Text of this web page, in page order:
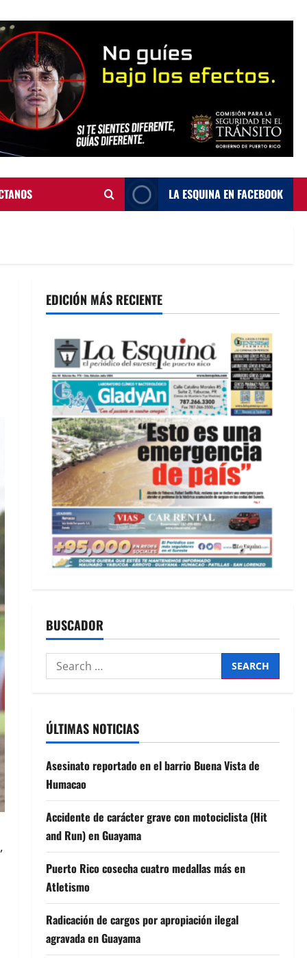
LA ESQUINA EN FACEBOOK
EDICIÓN MÁS RECIENTE
BUSCADOR
Search
for:
ÚLTIMAS NOTICIAS
Asesinato reportado en el barrio Buena Vista de
Humacao
Accidente de carácter grave con motociclista (Hit
and Run) en Guayama
Puerto Rico cosecha cuatro medallas más en
Atletismo
Radicación de cargos por apropiación ilegal
agravada en Guayama